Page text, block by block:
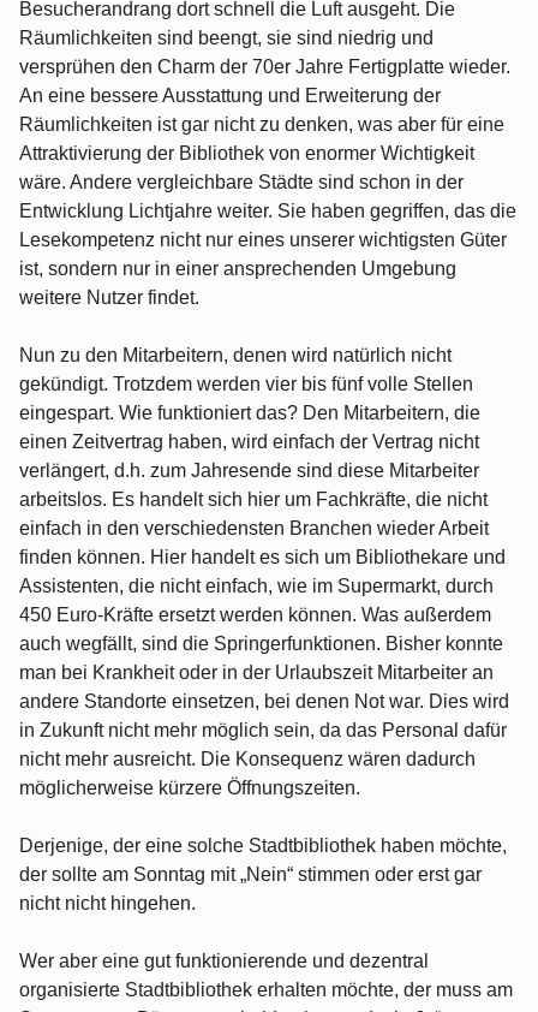
Besucherandrang dort schnell die Luft ausgeht. Die
Räumlichkeiten sind beengt, sie sind niedrig und
versprühen den Charm der 70er Jahre Fertigplatte wieder.
An eine bessere Ausstattung und Erweiterung der
Räumlichkeiten ist gar nicht zu denken, was aber für eine
Attraktivierung der Bibliothek von enormer Wichtigkeit
wäre. Andere vergleichbare Städte sind schon in der
Entwicklung Lichtjahre weiter. Sie haben gegriffen, das die
Lesekompetenz nicht nur eines unserer wichtigsten Güter
ist, sondern nur in einer ansprechenden Umgebung
weitere Nutzer findet.
Nun zu den Mitarbeitern, denen wird natürlich nicht
gekündigt. Trotzdem werden vier bis fünf volle Stellen
eingespart. Wie funktioniert das? Den Mitarbeitern, die
einen Zeitvertrag haben, wird einfach der Vertrag nicht
verlängert, d.h. zum Jahresende sind diese Mitarbeiter
arbeitslos. Es handelt sich hier um Fachkräfte, die nicht
einfach in den verschiedensten Branchen wieder Arbeit
finden können. Hier handelt es sich um Bibliothekare und
Assistenten, die nicht einfach, wie im Supermarkt, durch
450 Euro-Kräfte ersetzt werden können. Was außerdem
auch wegfällt, sind die Springerfunktionen. Bisher konnte
man bei Krankheit oder in der Urlaubszeit Mitarbeiter an
andere Standorte einsetzen, bei denen Not war. Dies wird
in Zukunft nicht mehr möglich sein, da das Personal dafür
nicht mehr ausreicht. Die Konsequenz wären dadurch
möglicherweise kürzere Öffnungszeiten.
Derjenige, der eine solche Stadtbibliothek haben möchte,
der sollte am Sonntag mit „Nein“ stimmen oder erst gar
nicht nicht hingehen.
Wer aber eine gut funktionierende und dezentral
organisierte Stadtbibliothek erhalten möchte, der muss am